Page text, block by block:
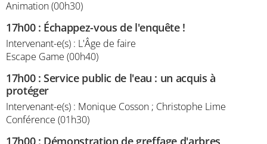
Animation (00h30)
17h00: Échappez-vous de l'enquête !
Intervenant-e(s) : L'Âge de faire
Escape Game (00h40)
17h00:Service public de l'eau : un acquis à
protéger
Intervenant-e(s) : Monique Cosson ; Christophe Lime
Conférence (01h30)
17h00: Démonstration de greffage d'arbres